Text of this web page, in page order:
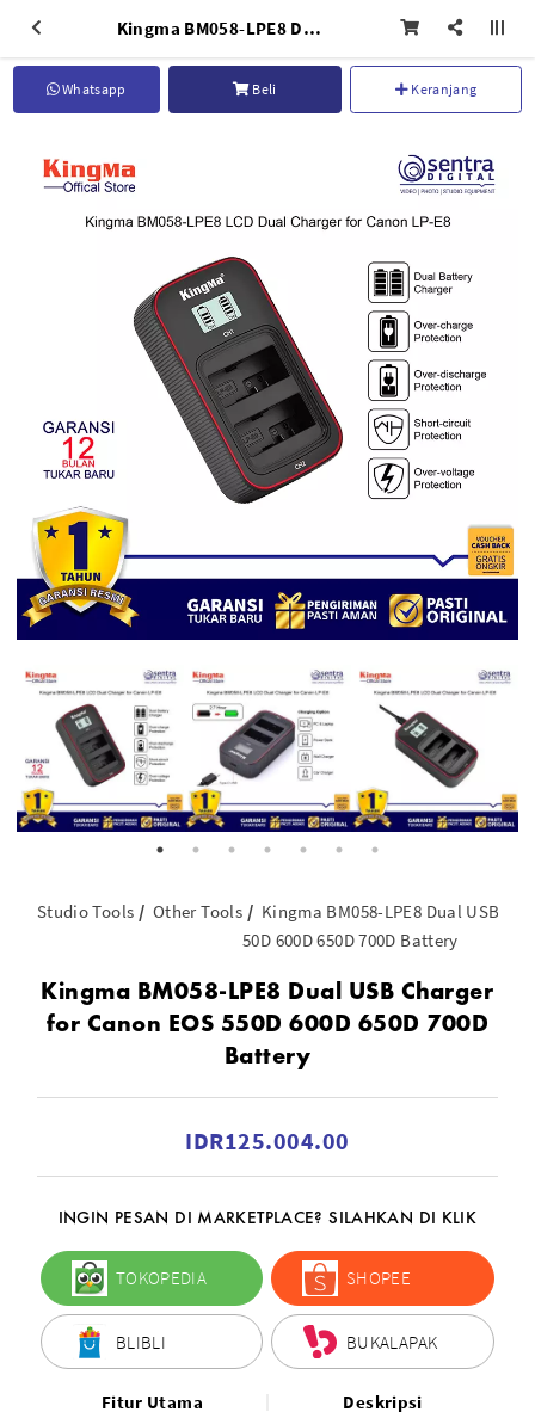
Kingma BM058-LPE8 Dual USB Charger for Canon EOS 550D 600D 650D 700D Battery
Whatsapp Beli Keranjang
Studio Tools Other Tools
Kingma BM058-LPE8 Dual USB
50D 600D 650D 700D Battery
Kingma BM058-LPE8 Dual USB Charger
for Canon EOS 550D 600D 650D 700D
Battery
IDR125.004.00
INGIN PESAN DI MARKETPLACE? SILAHKAN DI KLIK
TOKOPEDIA SHOPEE
BLIBLI BUKALAPAK
Fitur Utama Deskripsi